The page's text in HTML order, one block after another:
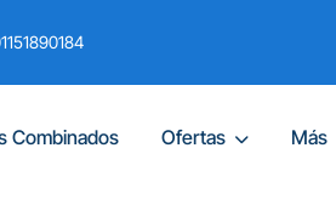
Combinados Ofertas Más